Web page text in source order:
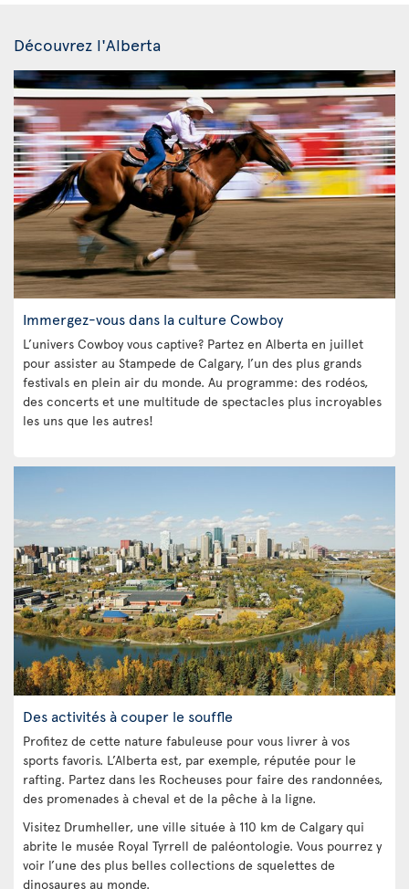
Découvrez l'Alberta
Immergez-vous dans la culture Cowboy
L’univers Cowboy vous captive? Partez en Alberta en juillet
pour assister au Stampede de Calgary, l’un des plus grands
festivals en plein air du monde. Au programme: des rodéos,
des concerts et une multitude de spectacles plus incroyables
les uns que les autres!
Des activités à couper le souffle
Profitez de cette nature fabuleuse pour vous livrer à vos
sports favoris. L’Alberta est, par exemple, réputée pour le
rafting. Partez dans les Rocheuses pour faire des randonnées,
des promenades à cheval et de la pêche à la ligne.
Visitez Drumheller, une ville située à 110 km de Calgary qui
abrite le musée Royal Tyrrell de paléontologie. Vous pourrez y
voir l’une des plus belles collections de squelettes de
dinosaures au monde.